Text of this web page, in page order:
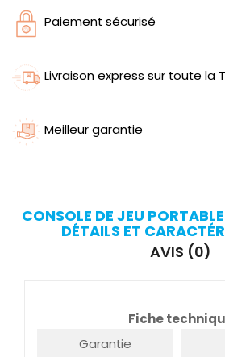
Paiement sécurisé
Livraison express sur toute la
Meilleur garantie
CONSOLE DE JEU
DÉTAILS ET
AVIS (0)
Fiche
Garantie